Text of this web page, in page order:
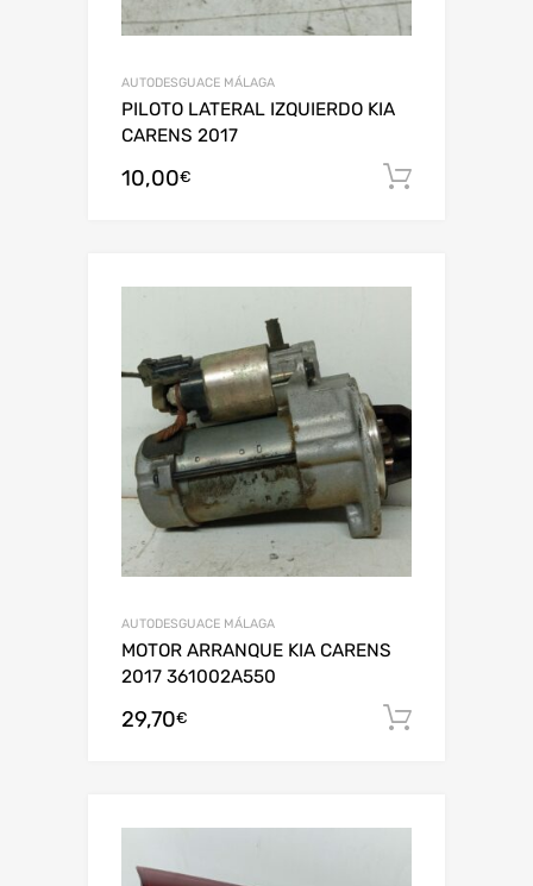
AUTODESGUACE MÁLAGA
PILOTO LATERAL IZQUIERDO KIA
CARENS 2017
10,00€
AUTODESGUACE MÁLAGA
MOTOR ARRANQUE KIA CARENS
2017 361002A550
29,70€